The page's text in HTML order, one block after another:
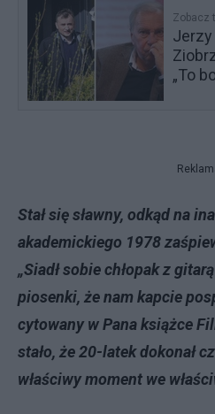
Zobacz
Jerzy
„To
Stał się sławny, odkąd na
akademickiego 1978
„Siadł sobie chłopak z
piosenki, że nam kapcie
cytowany w Pana książce
stało, że 20-latek dokonał
właściwy moment we